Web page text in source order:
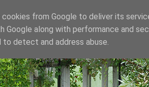
from Google to deliver its
Google along with performance and
detect and address abuse.